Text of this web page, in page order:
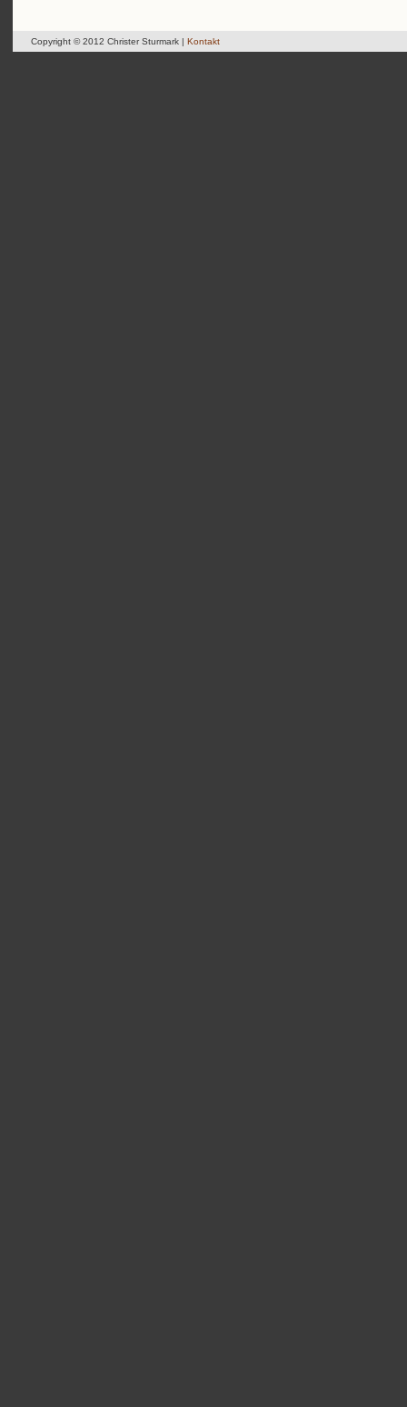
Copyright © 2012 Christer Sturmark | Kontakt